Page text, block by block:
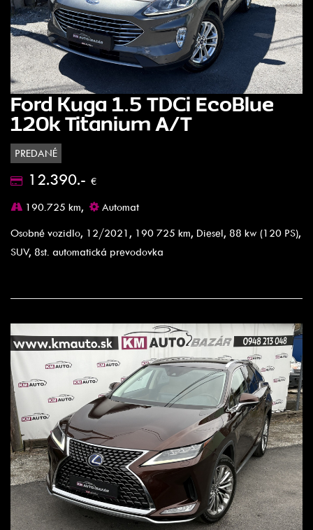
Ford Kuga 1.5 TDCi EcoBlue
120k Titanium A/T
PREDANÉ
12.390.- €
190.725 km,
Automat
Osobné vozidlo, 12/2021, 190 725 km, Diesel, 88 kw (120 PS),
SUV, 8st. automatická prevodovka